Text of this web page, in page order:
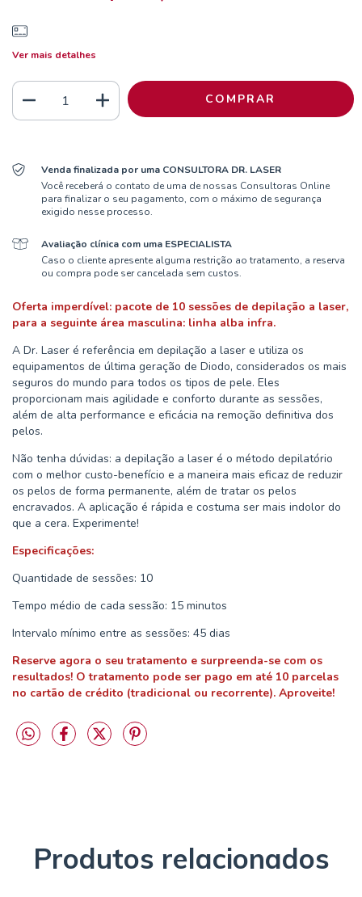
Ver mais detalhes
Venda finalizada por uma CONSULTORA DR. LASER
Você receberá o contato de uma de nossas Consultoras Online
para finalizar o seu pagamento, com o máximo de segurança
exigido nesse processo.
Avaliação clínica com uma ESPECIALISTA
Caso o cliente apresente alguma restrição ao tratamento, a reserva
ou compra pode ser cancelada sem custos.
Oferta imperdível: pacote de 10 sessões de depilação a laser,
para a seguinte área masculina: linha alba infra.
A Dr. Laser é referência em depilação a laser e utiliza os
equipamentos de última geração de Diodo, considerados os mais
seguros do mundo para todos os tipos de pele. Eles
proporcionam mais agilidade e conforto durante as sessões,
além de alta performance e eficácia na remoção definitiva dos
pelos.
Não tenha dúvidas: a depilação a laser é o método depilatório
com o melhor custo-benefício e a maneira mais eficaz de reduzir
os pelos de forma permanente, além de tratar os pelos
encravados. A aplicação é rápida e costuma ser mais indolor do
que a cera. Experimente!
Especificações:
Quantidade de sessões: 10
Tempo médio de cada sessão: 15 minutos
Intervalo mínimo entre as sessões: 45 dias
Reserve agora o seu tratamento e surpreenda-se com os
resultados! O tratamento pode ser pago em até 10 parcelas
no cartão de crédito (tradicional ou recorrente). Aproveite!
Produtos relacionados